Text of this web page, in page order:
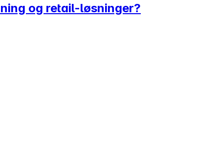
og retail-løsninger?